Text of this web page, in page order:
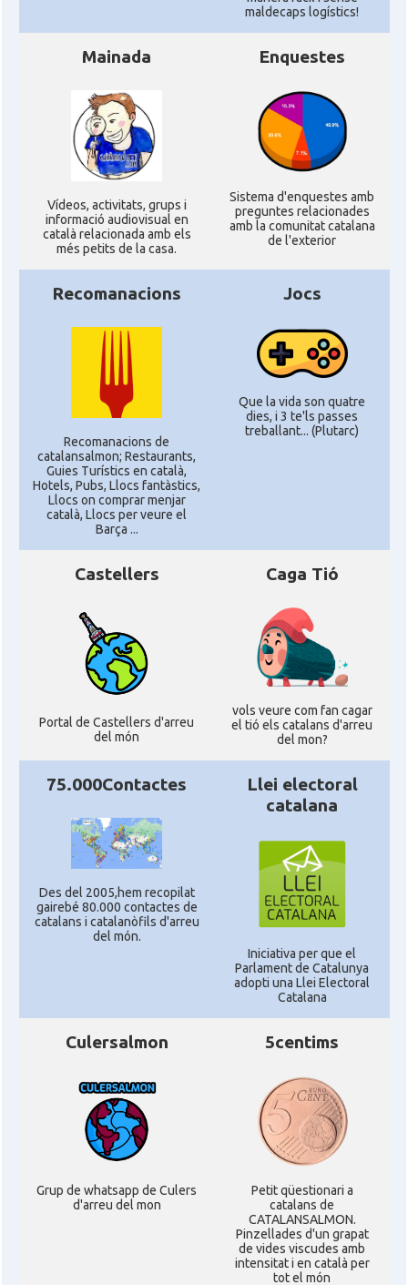
maldecaps logí­stics!
Mainada
Ví­deos, activitats, grups i
informació audiovisual en
català relacionada amb els
més petits de la casa.
Enquestes
Sistema d'enquestes amb
preguntes relacionades
amb la comunitat catalana
de l'exterior
Recomanacions
Recomanacions de
catalansalmon; Restaurants,
Guies Turístics en català,
Hotels, Pubs, Llocs fantàstics,
Llocs on comprar menjar
català, Llocs per veure el
Barça ...
Jocs
Que la vida son quatre
dies, i 3 te'ls passes
treballant... (Plutarc)
Castellers
Portal de Castellers d'arreu
del món
Caga Tió
vols veure com fan cagar
el tió els catalans d'arreu
del mon?
75.000Contactes
Des del 2005,hem recopilat
gairebé 80.000 contactes de
catalans i catalanòfils d'arreu
del món.
Llei electoral
catalana
Iniciativa per que el
Parlament de Catalunya
adopti una Llei Electoral
Catalana
Culersalmon
Grup de whatsapp de Culers
d'arreu del mon
5centims
Petit qüestionari a
catalans de
CATALANSALMON.
Pinzellades d'un grapat
de vides viscudes amb
intensitat i en català per
tot el món